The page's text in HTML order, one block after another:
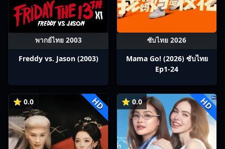
พากย์ไทย 2003
Freddy vs. Jason (2003)
ซับไทย 2026
Mama Go! (2026) ซับไทย
Ep1-24
⭐ 0.0 HD ⭐ 0.0 HD